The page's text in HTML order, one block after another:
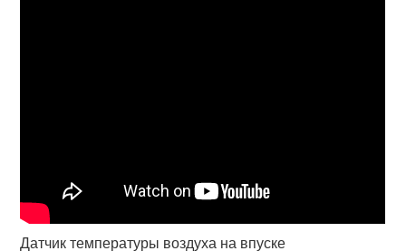
Датчик температуры воздуха на впуске